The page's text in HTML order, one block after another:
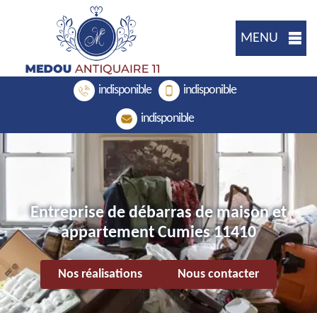
MENU
indisponible indisponible
indisponible
Entreprise de débarras de maison et
appartement Cumies 11410
Nos réalisations Nous contacter